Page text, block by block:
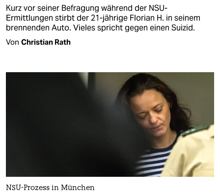
Kurz vor seiner Befragung während der NSU-
Ermittlungen stirbt der 21-jährige Florian H. in seinem
brennenden Auto. Vieles spricht gegen einen Suizid.
Von Christian Rath
NSU-Prozess in München